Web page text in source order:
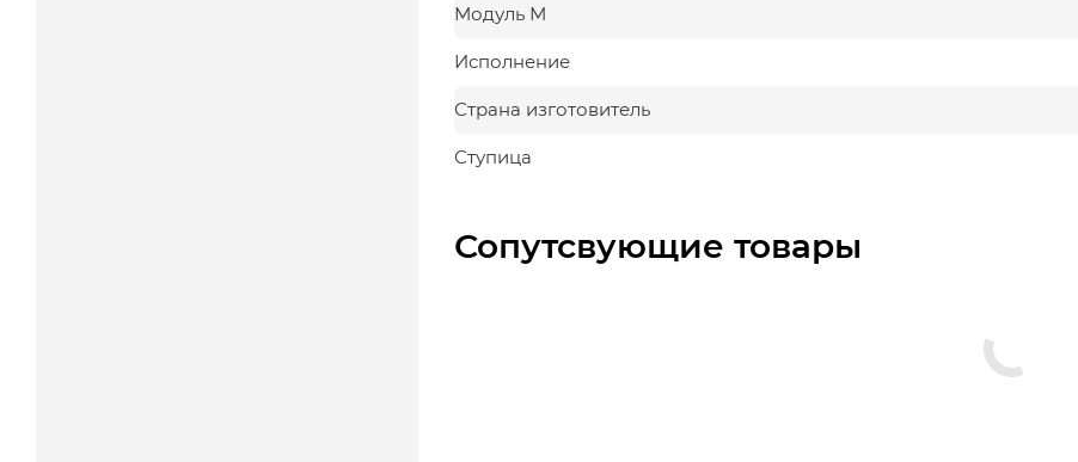
Модуль М
Исполнение
Страна изготовитель
Ступица
Сопутсвующие товары